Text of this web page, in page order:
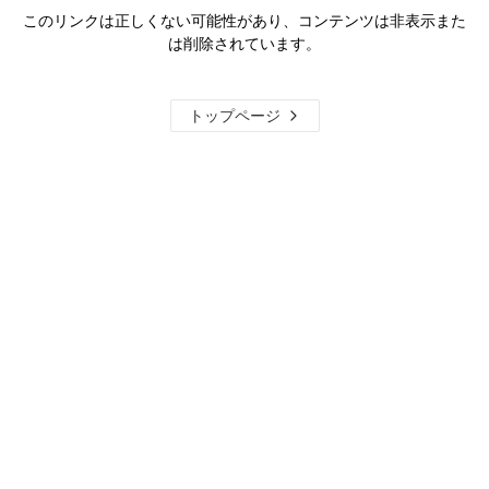
このリンクは正しくない可能性があり、コンテンツは非表示また
は削除されています。
トップページ